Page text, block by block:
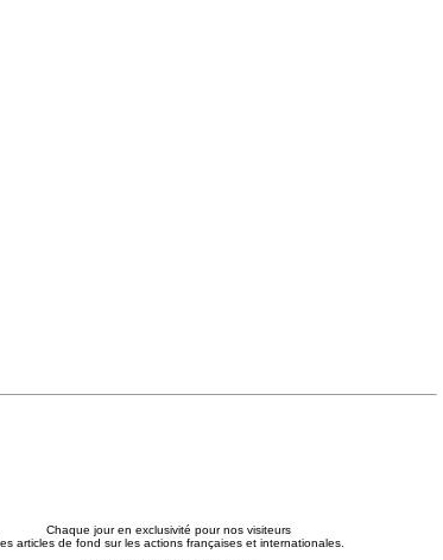
Chaque jour en exclusivité pour nos visiteurs
articles de fond sur les actions françaises et internationales.